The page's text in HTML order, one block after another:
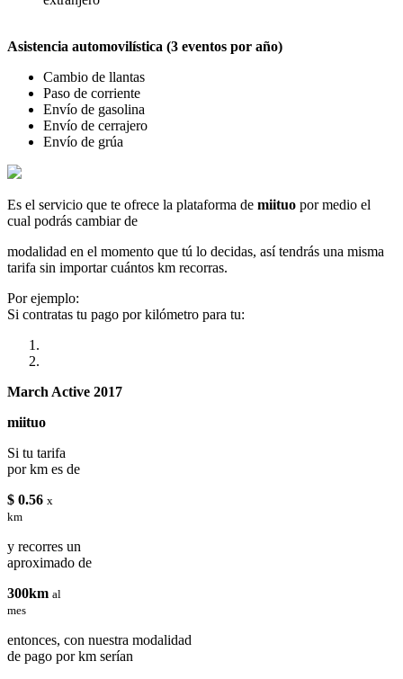
Asistencia automovilística (3 eventos por año)
Cambio de llantas
Paso de corriente
Envío de gasolina
Envío de cerrajero
Envío de grúa
Es el servicio que te ofrece la plataforma de miituo por medio el
cual podrás cambiar de
modalidad en el momento que tú lo decidas, así tendrás una misma
tarifa sin importar cuántos km recorras.
Por ejemplo:
Si contratas tu pago por kilómetro para tu:
March Active 2017
miituo
Si tu tarifa
por km es de
$ 0.56 x
km
y recorres un
aproximado de
300km al
mes
entonces, con nuestra modalidad
de pago por km serían